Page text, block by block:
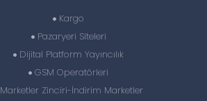
Kargo
Pazaryeri Siteleri
Dijital Platform Yayıncılık
GSM Operatörleri
Marketler Zinciri-İndirim Marketler